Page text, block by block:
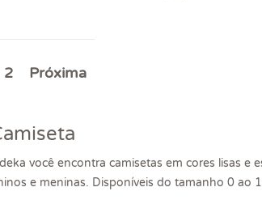
2 Próxima
você encontra camisetas em cores lisas e
e meninas. Disponíveis do tamanho 0 ao